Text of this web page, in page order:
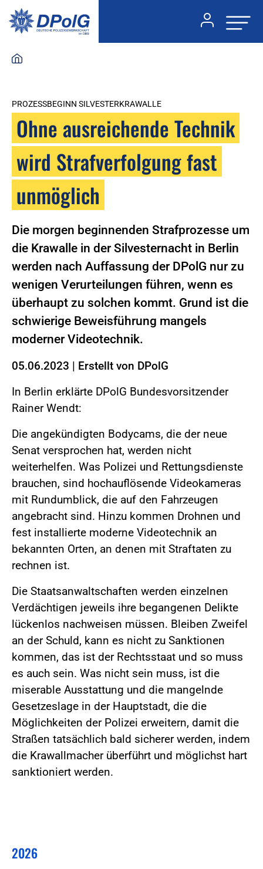
PROZESSBEGINN SILVESTERKRAWALLE
Ohne ausreichende Technik
wird Strafverfolgung fast
unmöglich
Die morgen beginnenden Strafprozesse um
die Krawalle in der Silvesternacht in Berlin
werden nach Auffassung der DPolG nur zu
wenigen Verurteilungen führen, wenn es
überhaupt zu solchen kommt. Grund ist die
schwierige Beweisführung mangels
moderner Videotechnik.
05.06.2023 | Erstellt von DPolG
In Berlin erklärte DPolG Bundesvorsitzender
Rainer Wendt:
Die angekündigten Bodycams, die der neue
Senat versprochen hat, werden nicht
weiterhelfen. Was Polizei und Rettungsdienste
brauchen, sind hochauflösende Videokameras
mit Rundumblick, die auf den Fahrzeugen
angebracht sind. Hinzu kommen Drohnen und
fest installierte moderne Videotechnik an
bekannten Orten, an denen mit Straftaten zu
rechnen ist.
Die Staatsanwaltschaften werden einzelnen
Verdächtigen jeweils ihre begangenen Delikte
lückenlos nachweisen müssen. Bleiben Zweifel
an der Schuld, kann es nicht zu Sanktionen
kommen, das ist der Rechtsstaat und so muss
es auch sein. Was nicht sein muss, ist die
miserable Ausstattung und die mangelnde
Gesetzeslage in der Hauptstadt, die die
Möglichkeiten der Polizei erweitern, damit die
Straßen tatsächlich bald sicherer werden, indem
die Krawallmacher überführt und möglichst hart
sanktioniert werden.
2026